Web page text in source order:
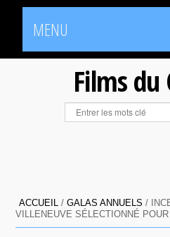
MENU
Films du
ACCUEIL /GALAS ANNUELS /
VILLENEUVE SÉLECTIONNÉ